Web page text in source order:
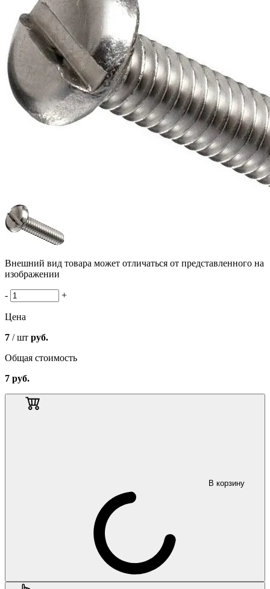
Внешний вид товара может отличаться от представленного на
изображении
- +
Цена
7 / шт руб.
Общая стоимость
7 руб.
В корзину